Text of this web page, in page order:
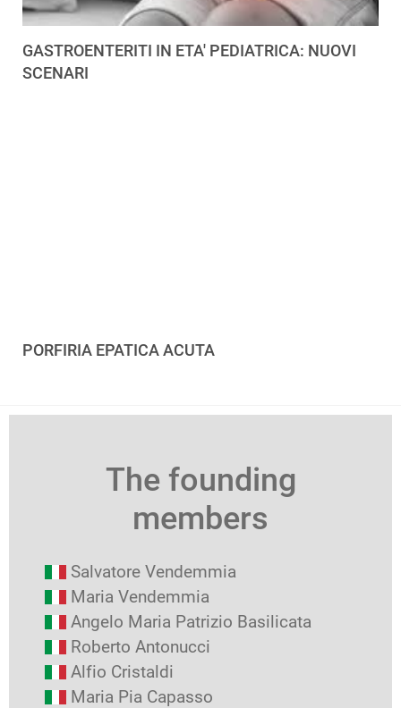
GASTROENTERITI IN ETA' PEDIATRICA: NUOVI
SCENARI
PORFIRIA EPATICA ACUTA
The founding
members
Salvatore Vendemmia
Maria Vendemmia
Angelo Maria Patrizio Basilicata
Roberto Antonucci
Alfio Cristaldi
Maria Pia Capasso